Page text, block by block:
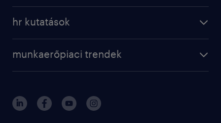
karrier tippek
kapcsolat
operational
kapcsolat
hr kutatások
employer brand research
munkaerőpiaci trendek
hr kutatások
kiválasztás